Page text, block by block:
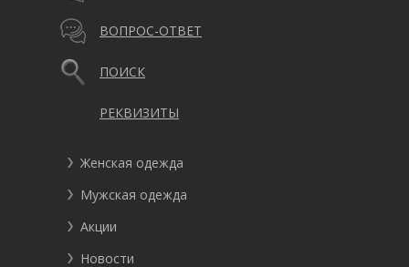
ВОПРОС-ОТВЕТ
ПОИСК
РЕКВИЗИТЫ
Женская одежда
Мужская одежда
Акции
Новости